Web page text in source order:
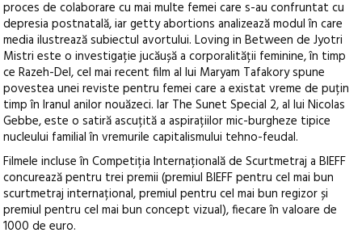
proces de colaborare cu mai multe femei care s-au confruntat cu
depresia postnatală, iar getty abortions analizează modul în care
media ilustrează subiectul avortului. Loving in Between de Jyotri
Mistri este o investigație jucăușă a corporalității feminine, în timp
ce Razeh-Del, cel mai recent film al lui Maryam Tafakory spune
povestea unei reviste pentru femei care a existat vreme de puțin
timp în Iranul anilor nouăzeci. Iar The Sunet Special 2, al lui Nicolas
Gebbe, este o satiră ascuțită a aspirațiilor mic-burgheze tipice
nucleului familial în vremurile capitalismului tehno-feudal.
Filmele incluse în Competiția Internațională de Scurtmetraj a BIEFF
concurează pentru trei premii (premiul BIEFF pentru cel mai bun
scurtmetraj internațional, premiul pentru cel mai bun regizor și
premiul pentru cel mai bun concept vizual), fiecare în valoare de
1000 de euro.